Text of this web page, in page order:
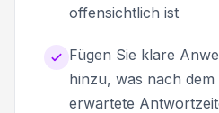
offensichtlich ist
Fügen Sie klare
hinzu, was nach
erwartete